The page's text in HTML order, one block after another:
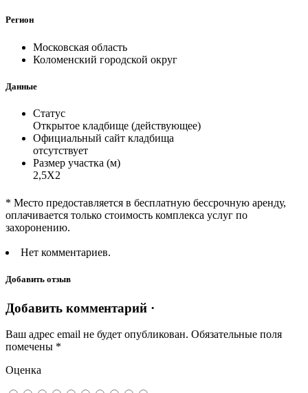
Регион
Московская область
Коломенский городской округ
Данные
Статус
Открытое кладбище (действующее)
Официальный сайт кладбища
отсутствует
Размер участка (м)
2,5Х2
* Место предоставляется в бесплатную бессрочную аренду,
оплачивается только стоимость комплекса услуг по
захоронению.
Нет комментариев.
Добавить отзыв
Добавить комментарий ·
Ваш адрес email не будет опубликован. Обязательные поля
помечены *
Оценка